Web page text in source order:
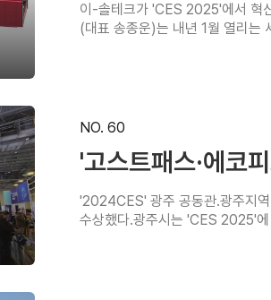
이-솔테크가 'CES 2025'에서 혁
(대표 송종운)는 내년 1월 열리는
NO. 60
'고스트패스·에코
'2024CES' 광주 공동관.광주지
수상했다.광주시는 'CES 2025'